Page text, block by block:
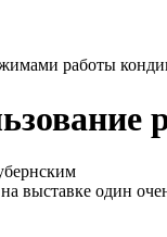
работы
выставке один